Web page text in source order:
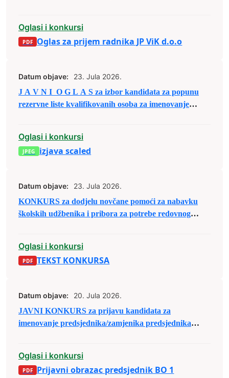
Oglasi i konkursi
Oglas za prijem radnika JP ViK d.o.o
Datum objave:
23. Jula 2026.
J A V N I O G L A S za izbor kandidata za popunu
rezervne liste kvalifikovanih osoba za imenovanje
Oglasi i konkursi
izjava scaled
Datum objave:
23. Jula 2026.
KONKURS za dodjelu novčane pomoći za nabavku
školskih udžbenika i pribora za potrebe redovnog
Oglasi i konkursi
TEKST KONKURSA
Datum objave:
20. Jula 2026.
JAVNI KONKURS za prijavu kandidata za
imenovanje predsjednika/zamjenika predsjednika
Oglasi i konkursi
Prijavni obrazac predsjednik BO 1